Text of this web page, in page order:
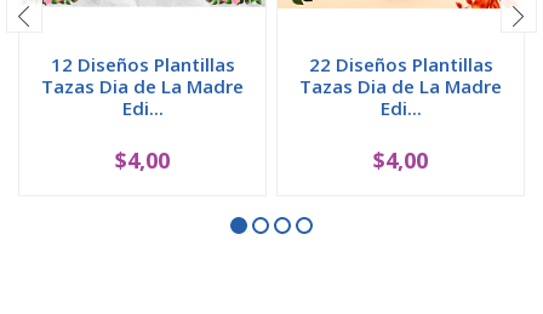
12 Diseños Plantillas
Tazas Dia de La Madre
Edi...
$4,00
22 Diseños Plantillas
Tazas Dia de La Madre
Edi...
$4,00